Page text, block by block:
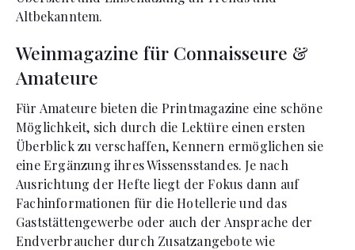
Altbekanntem.
Weinmagazine für Connaisseure &
Amateure
Für Amateure bieten die Printmagazine eine schöne
Möglichkeit, sich durch die Lektüre einen ersten
Überblick zu verschaffen, Kennern ermöglichen sie
eine Ergänzung ihres Wissensstandes. Je nach
Ausrichtung der Hefte liegt der Fokus dann auf
Fachinformationen für die Hotellerie und das
Gaststättengewerbe oder auch der Ansprache der
Endverbraucher durch Zusatzangebote wie